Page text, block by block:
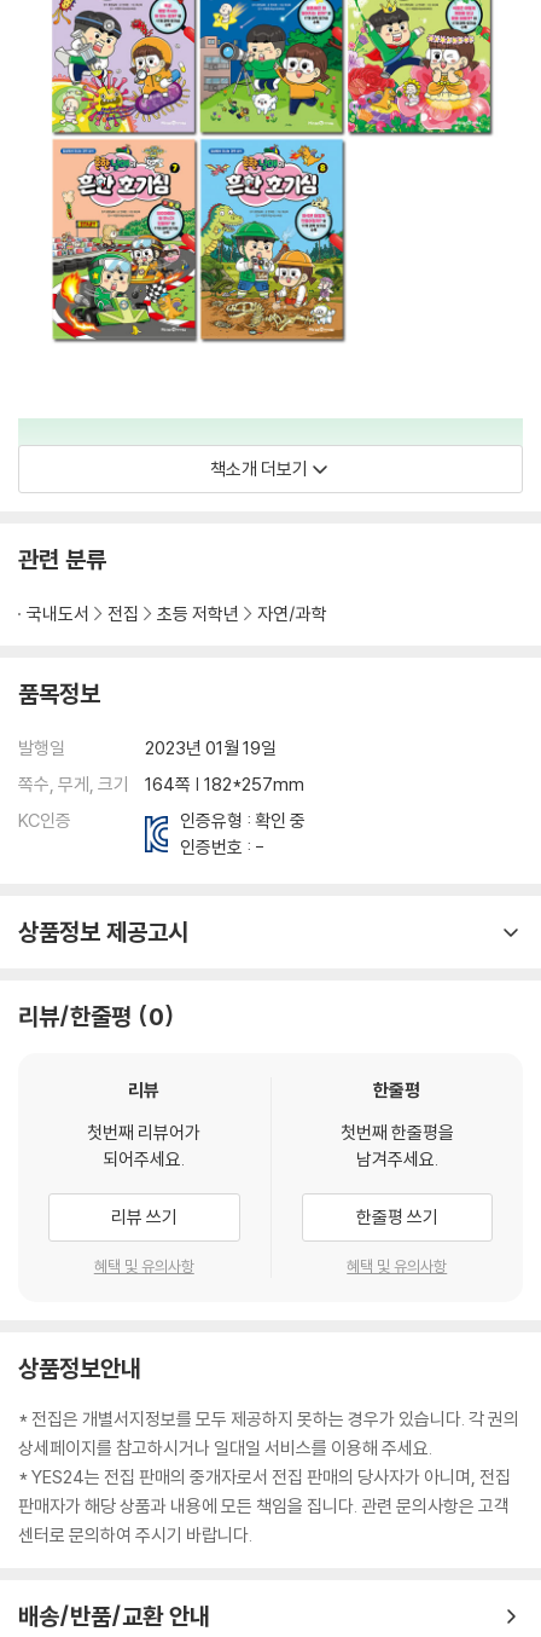
책소개 더보기
관련 분류
국내도서 전집 초등 저학년 자연/과학
품목정보
발행일
2023년 01월 19일
쪽수, 무게, 크기
164쪽 | 182*257mm
KC인증
인증유형 : 확인 중
인증번호 : -
상품정보 제공고시
리뷰/한줄평 0
리뷰
첫번째 리뷰어가
되어주세요.
리뷰 쓰기
혜택 및 유의사항
한줄평
첫번째 한줄평을
남겨주세요.
한줄평 쓰기
혜택 및 유의사항
상품정보안내
* 전집은 개별서지정보를 모두 제공하지 못하는 경우가 있습니다. 각 권의
상세페이지를 참고하시거나 일대일 서비스를 이용해 주세요.
* YES24는 전집 판매의 중개자로서 전집 판매의 당사자가 아니며, 전집
판매자가 해당 상품과 내용에 모든 책임을 집니다. 관련 문의사항은 고객
센터로 문의하여 주시기 바랍니다.
배송/반품/교환 안내